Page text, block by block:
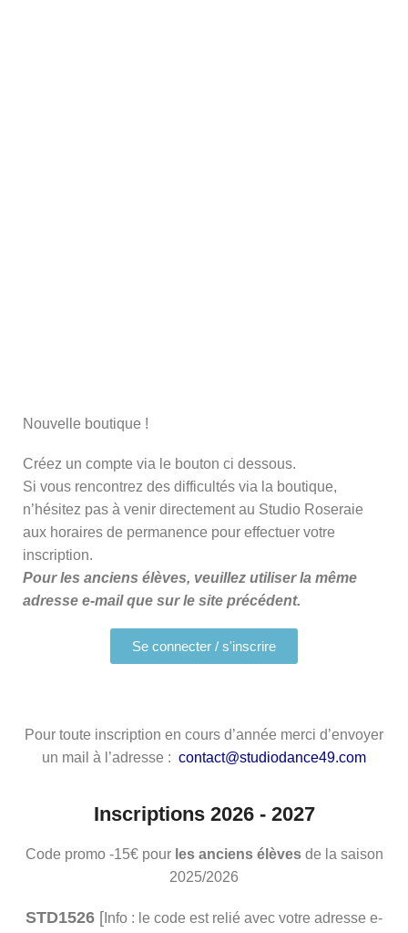
Nouvelle boutique !
Créez un compte via le bouton ci dessous.
Si vous rencontrez des difficultés via la boutique,
n’hésitez pas à venir directement au Studio Roseraie
aux horaires de permanence pour effectuer votre
inscription.
Pour les anciens élèves, veuillez utiliser la même
adresse e-mail que sur le site précédent.
Se connecter / s'inscrire
Pour toute inscription en cours d’année merci d’envoyer
un mail à l’adresse : contact@studiodance49.com
Inscriptions 2026 - 2027
Code promo -15€ pour les anciens élèvesde la saison
2025/2026
STD1526 [ Info : le code est relié avec votre adresse e-